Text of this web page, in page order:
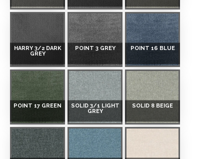
HARRY 3/2 DARK
GREY
POINT 3 GREY POINT 16 BLUE
POINT 17 GREEN
SOLID 3/1 LIGHT
GREY
SOLID 8 BEIGE